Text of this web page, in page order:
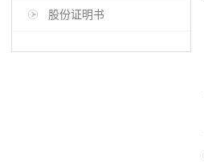
股份证明书